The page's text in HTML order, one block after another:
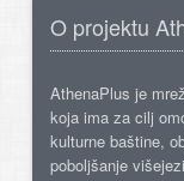
O projektu
AthenaPlus je
koja ima za cilj
kulturne baštine,
poboljšanje